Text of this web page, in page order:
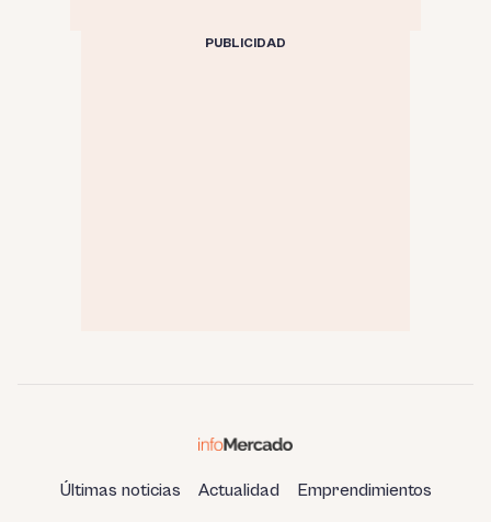
PUBLICIDAD
Últimas noticias Actualidad Emprendimientos